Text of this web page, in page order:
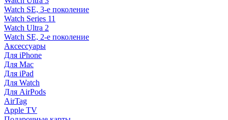
Watch SE, 3-е поколение
Watch Series 11
Watch Ultra 2
Watch SE, 2-е поколение
Аксессуары
Для iPhone
Для Mac
Для iPad
Для Watch
Для AirPods
AirTag
Apple TV